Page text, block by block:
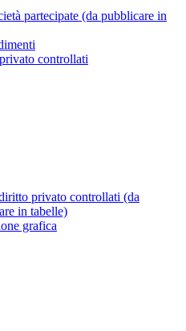
partecipate (da pubblicare in
controllati
privato controllati (da
in tabelle)
grafica